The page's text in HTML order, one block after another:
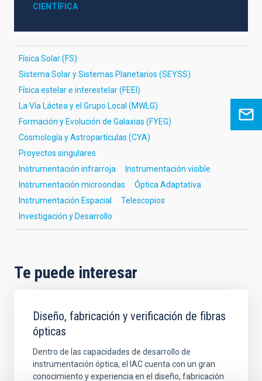
CIENTÍFICA
Física Solar (FS)
Sistema Solar y Sistemas Planetarios (SEYSS)
Física estelar e interestelar (FEEI)
La Vía Láctea y el Grupo Local (MWLG)
Formación y Evolución de Galaxias (FYEG)
Cosmología y Astropartículas (CYA)
Proyectos singulares
Instrumentación infrarroja
Instrumentación visible
Instrumentación microondas
Óptica Adaptativa
Instrumentación Espacial
Telescopios
Investigación y Desarrollo
Te puede interesar
Diseño, fabricación y verificación de fibras
ópticas
Dentro de las capacidades de desarrollo de
instrumentación óptica, el IAC cuenta con un gran
conocimiento y experiencia en el diseño, fabricación